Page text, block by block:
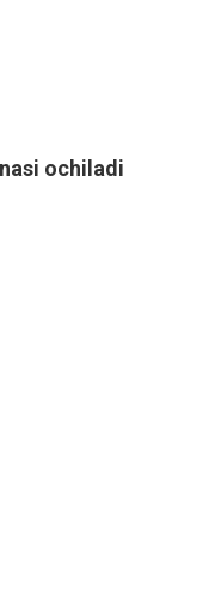
ochiladi